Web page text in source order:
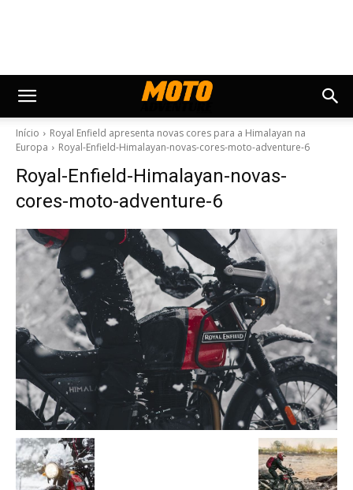
Início
Royal Enfield apresenta novas cores para a Himalayan na
Europa
Royal-Enfield-Himalayan-novas-cores-moto-adventure-6
Royal-Enfield-Himalayan-novas-
cores-moto-adventure-6